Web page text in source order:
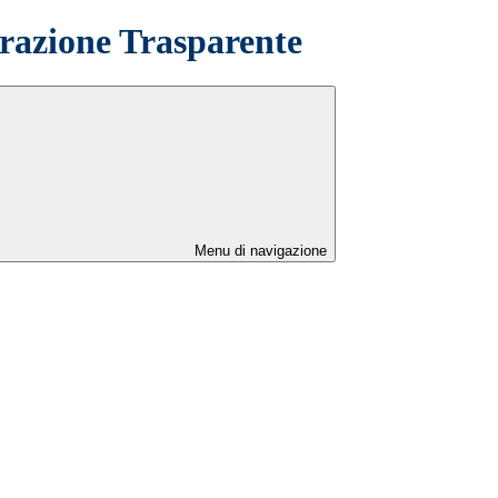
Trasparente
Menu di navigazione